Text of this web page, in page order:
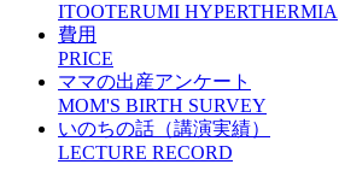
ITOOTERUMI HYPERTHERMIA
費用
PRICE
ママの出産アンケート
MOM'S BIRTH SURVEY
いのちの話（講演実績）
LECTURE RECORD